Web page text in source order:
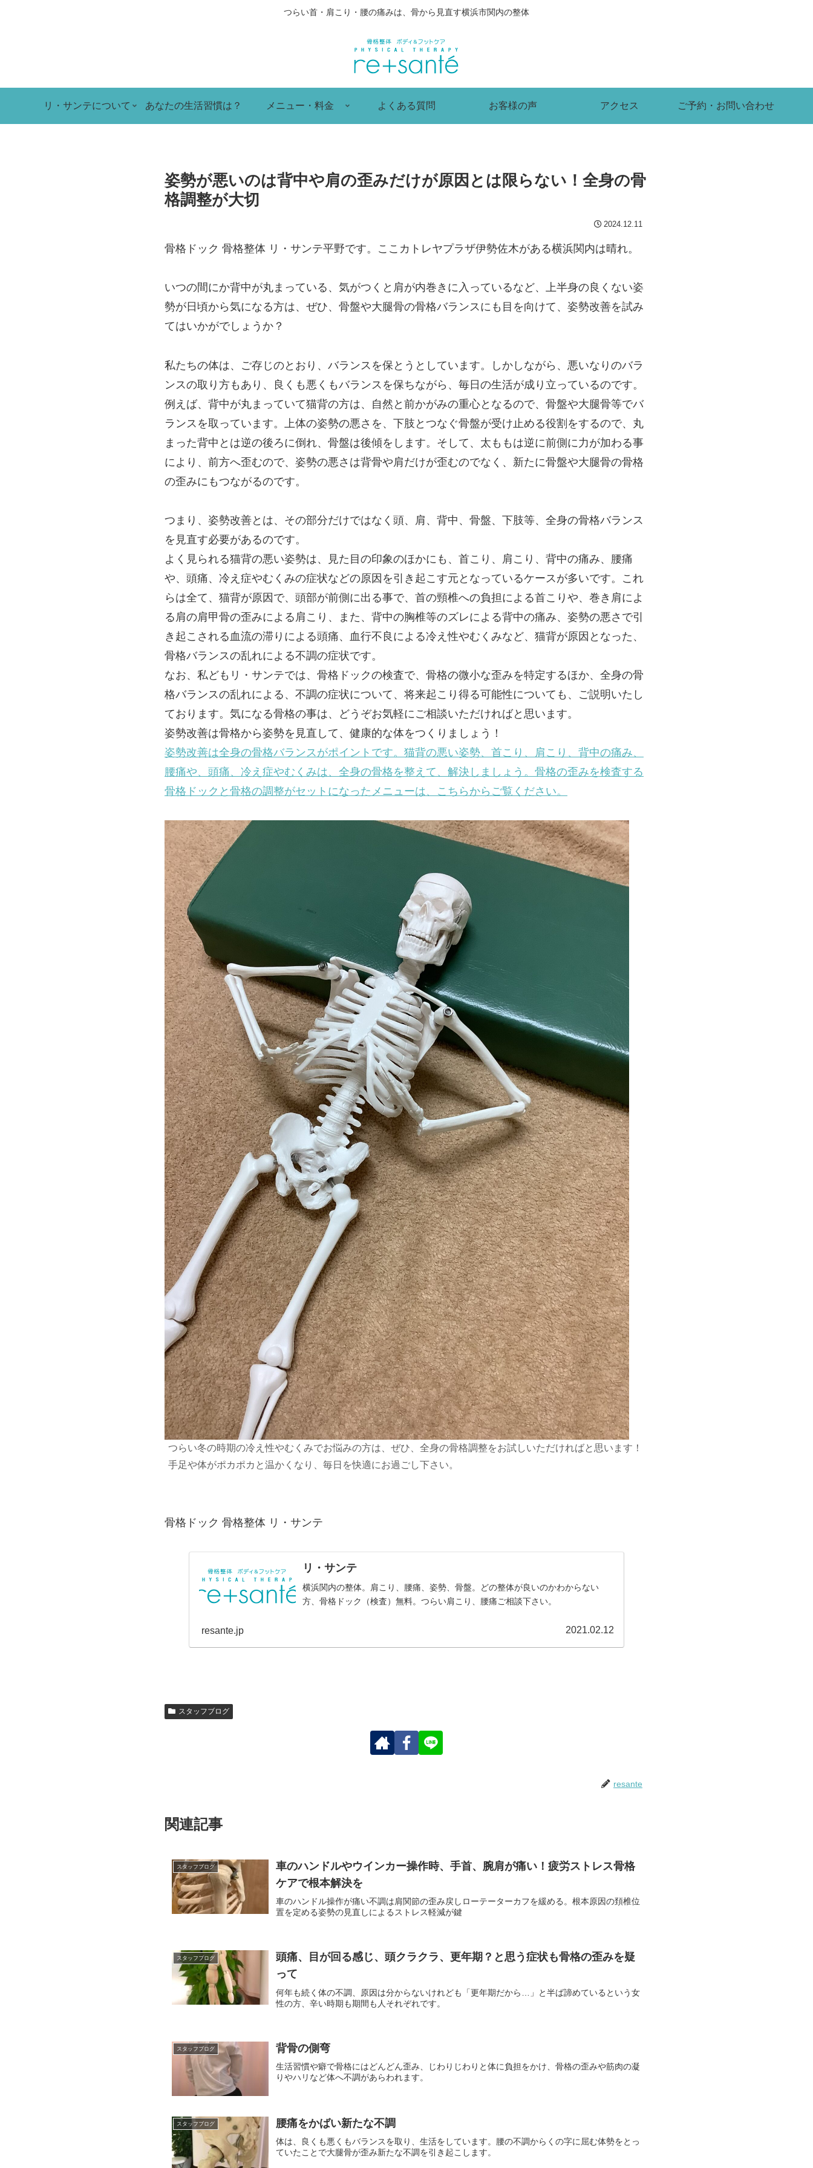
つらい首・肩こり・腰の痛みは、骨から見直す横浜市関内の整体
リ・サンテについて あなたの生活習慣は？ メニュー・料金 よくある質問 お客様の声 アクセス ご予約・お問い合わせ
姿勢が悪いのは背中や肩の歪みだけが原因とは限らない！全身の骨
格調整が大切
2024.12.11
骨格ドック 骨格整体 リ・サンテ平野です。ここカトレヤプラザ伊勢佐木がある横浜関内は晴れ。
いつの間にか背中が丸まっている、気がつくと肩が内巻きに入っているなど、上半身の良くない姿
勢が日頃から気になる方は、ぜひ、骨盤や大腿骨の骨格バランスにも目を向けて、姿勢改善を試み
てはいかがでしょうか？
私たちの体は、ご存じのとおり、バランスを保とうとしています。しかしながら、悪いなりのバラ
ンスの取り方もあり、良くも悪くもバランスを保ちながら、毎日の生活が成り立っているのです。
例えば、背中が丸まっていて猫背の方は、自然と前かがみの重心となるので、骨盤や大腿骨等でバ
ランスを取っています。上体の姿勢の悪さを、下肢とつなぐ骨盤が受け止める役割をするので、丸
まった背中とは逆の後ろに倒れ、骨盤は後傾をします。そして、太ももは逆に前側に力が加わる事
により、前方へ歪むので、姿勢の悪さは背骨や肩だけが歪むのでなく、新たに骨盤や大腿骨の骨格
の歪みにもつながるのです。
つまり、姿勢改善とは、その部分だけではなく頭、肩、背中、骨盤、下肢等、全身の骨格バランス
を見直す必要があるのです。
よく見られる猫背の悪い姿勢は、見た目の印象のほかにも、首こり、肩こり、背中の痛み、腰痛
や、頭痛、冷え症やむくみの症状などの原因を引き起こす元となっているケースが多いです。これ
らは全て、猫背が原因で、頭部が前側に出る事で、首の頸椎への負担による首こりや、巻き肩によ
る肩の肩甲骨の歪みによる肩こり、また、背中の胸椎等のズレによる背中の痛み、姿勢の悪さで引
き起こされる血流の滞りによる頭痛、血行不良による冷え性やむくみなど、猫背が原因となった、
骨格バランスの乱れによる不調の症状です。
なお、私どもリ・サンテでは、骨格ドックの検査で、骨格の微小な歪みを特定するほか、全身の骨
格バランスの乱れによる、不調の症状について、将来起こり得る可能性についても、ご説明いたし
ております。気になる骨格の事は、どうぞお気軽にご相談いただければと思います。
姿勢改善は骨格から姿勢を見直して、健康的な体をつくりましょう！
姿勢改善は全身の骨格バランスがポイントです。猫背の悪い姿勢、首こり、肩こり、背中の痛み、
腰痛や、頭痛、冷え症やむくみは、全身の骨格を整えて、解決しましょう。骨格の歪みを検査する
骨格ドックと骨格の調整がセットになったメニューは、こちらからご覧ください。
つらい冬の時期の冷え性やむくみでお悩みの方は、ぜひ、全身の骨格調整をお試しいただければと思います！
手足や体がポカポカと温かくなり、毎日を快適にお過ごし下さい。
骨格ドック 骨格整体 リ・サンテ
リ・サンテ
横浜関内の整体。肩こり、腰痛、姿勢、骨盤。どの整体が良いのかわからない
方、骨格ドック（検査）無料。つらい肩こり、腰痛ご相談下さい。
resante.jp 2021.02.12
スタッフブログ
resante
関連記事
スタッフブログ
車のハンドルやウインカー操作時、手首、腕肩が痛い！疲労ストレス骨格
ケアで根本解決を
車のハンドル操作が痛い不調は肩関節の歪み戻しローテーターカフを緩める。根本原因の頚椎位
置を定める姿勢の見直しによるストレス軽減が鍵
スタッフブログ
頭痛、目が回る感じ、頭クラクラ、更年期？と思う症状も骨格の歪みを疑
って
何年も続く体の不調、原因は分からないけれども「更年期だから…」と半ば諦めているという女
性の方、辛い時期も期間も人それぞれです。
スタッフブログ 背骨の側弯
生活習慣や癖で骨格にはどんどん歪み、じわりじわりと体に負担をかけ、骨格の歪みや筋肉の凝
りやハリなど体へ不調があらわれます。
スタッフブログ 腰痛をかばい新たな不調
体は、良くも悪くもバランスを取り、生活をしています。腰の不調からくの字に屈む体勢をとっ
ていたことで大腿骨が歪み新たな不調を引き起こします。